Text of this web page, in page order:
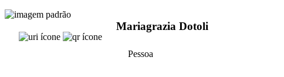
Mariagrazia Dotoli
Pessoa